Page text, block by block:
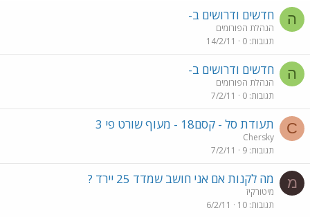
ה חדשים ודרושים ב-
הנהלת הפורומים
תגובות 0
14/2/11
ה חדשים ודרושים ב-
הנהלת הפורומים
תגובות 0
7/2/11
C תעודת סל - קסם18 - מעוף שורט פי 3
Chersky
תגובות 9
7/2/11
מ מה לקנות אם אני חושב שמדד 25 יירד ?
מיטורקיז
תגובות 10
6/2/11